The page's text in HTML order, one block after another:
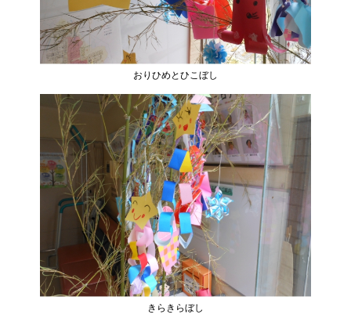
おりひめとひこぼし
きらきらぼし